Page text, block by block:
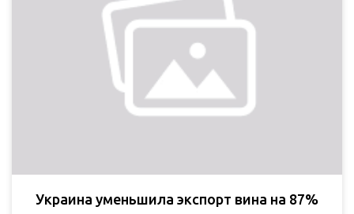
Украина уменьшила экспорт вина на 87%